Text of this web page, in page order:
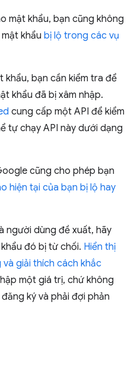
mật khẩu, bạn cũng không
khẩu bị lộ trong các vụ
khẩu, bạn cần kiểm tra để
khẩu đã bị xâm nhập.
cung cấp một API để kiểm
tự chạy API này dưới dạng
cũng cho phép bạn
hiện tại của bạn bị lộ hay
người dùng đề xuất, hãy
đó bị từ chối. Hiển thị
giải thích cách khắc
một giá trị, chứ không
ký và phải đợi phản